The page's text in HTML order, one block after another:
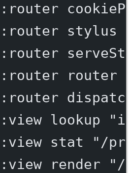
stylus
router
lookup
stat
"/
render "/